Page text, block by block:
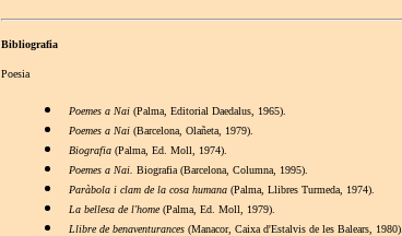
Bibliografia
Poesia
Poemes a Nai (Palma, Editorial Daedalus, 1965).
Poemes a Nai (Barcelona, Olañeta, 1979).
Biografia (Palma, Ed. Moll, 1974).
Poemes a Nai. Biografia (Barcelona, Columna, 1995).
Paràbola i clam de la cosa humana (Palma, Llibres Turmeda, 1974).
La bellesa de l'home(Palma, Ed. Moll, 1979).
Llibre de benaventurances (Manacor, Caixa d'Estalvis de les Balears, 1980).